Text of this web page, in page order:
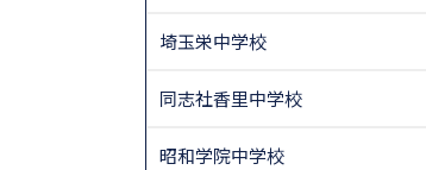
埼玉栄中学校
同志社香里中学校
昭和学院中学校